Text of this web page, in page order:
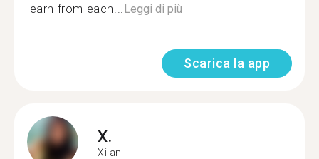
learn from each... Leggi di più
Scarica la app
X.
Xi'an